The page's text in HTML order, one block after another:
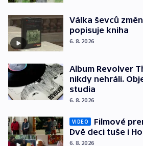
Válka ševců
popisuje kniha
6. 8. 2026
Album Revolver
nikdy nehráli.
studia
6. 8. 2026
VIDEO
Filmové
Dvě deci tuše i
6. 8. 2026